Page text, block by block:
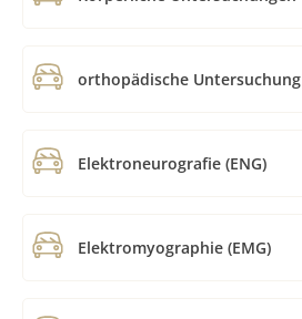
orthopädische Untersuchung
Elektroneurografie (ENG)
Elektromyographie (EMG)